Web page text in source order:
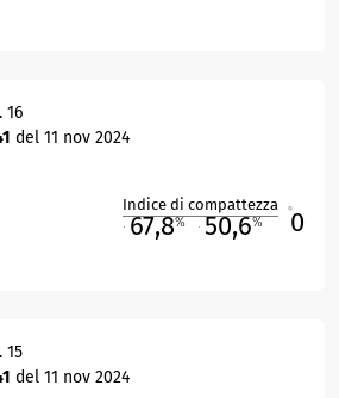
16
del 11 nov 2024
Indice di compattezza
67,8% 50,6% 0
15
del 11 nov 2024